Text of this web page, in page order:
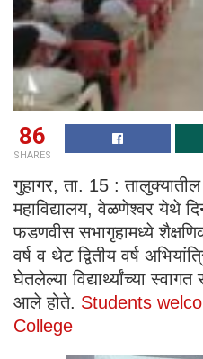
86
SHARES
गुहागर, ता. 15 : तालुक्यातील
महाविद्यालय, वेळणेश्वर येथे
फडणवीस सभागृहामध्ये
वर्ष व थेट द्वितीय वर्ष
घेतलेल्या विद्यार्थ्यांच्या
आले होते. Students
College